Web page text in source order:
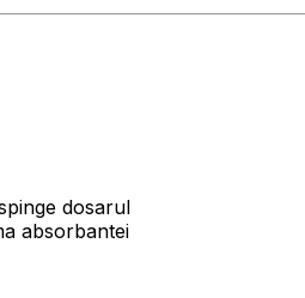
dosarul
absorbantei